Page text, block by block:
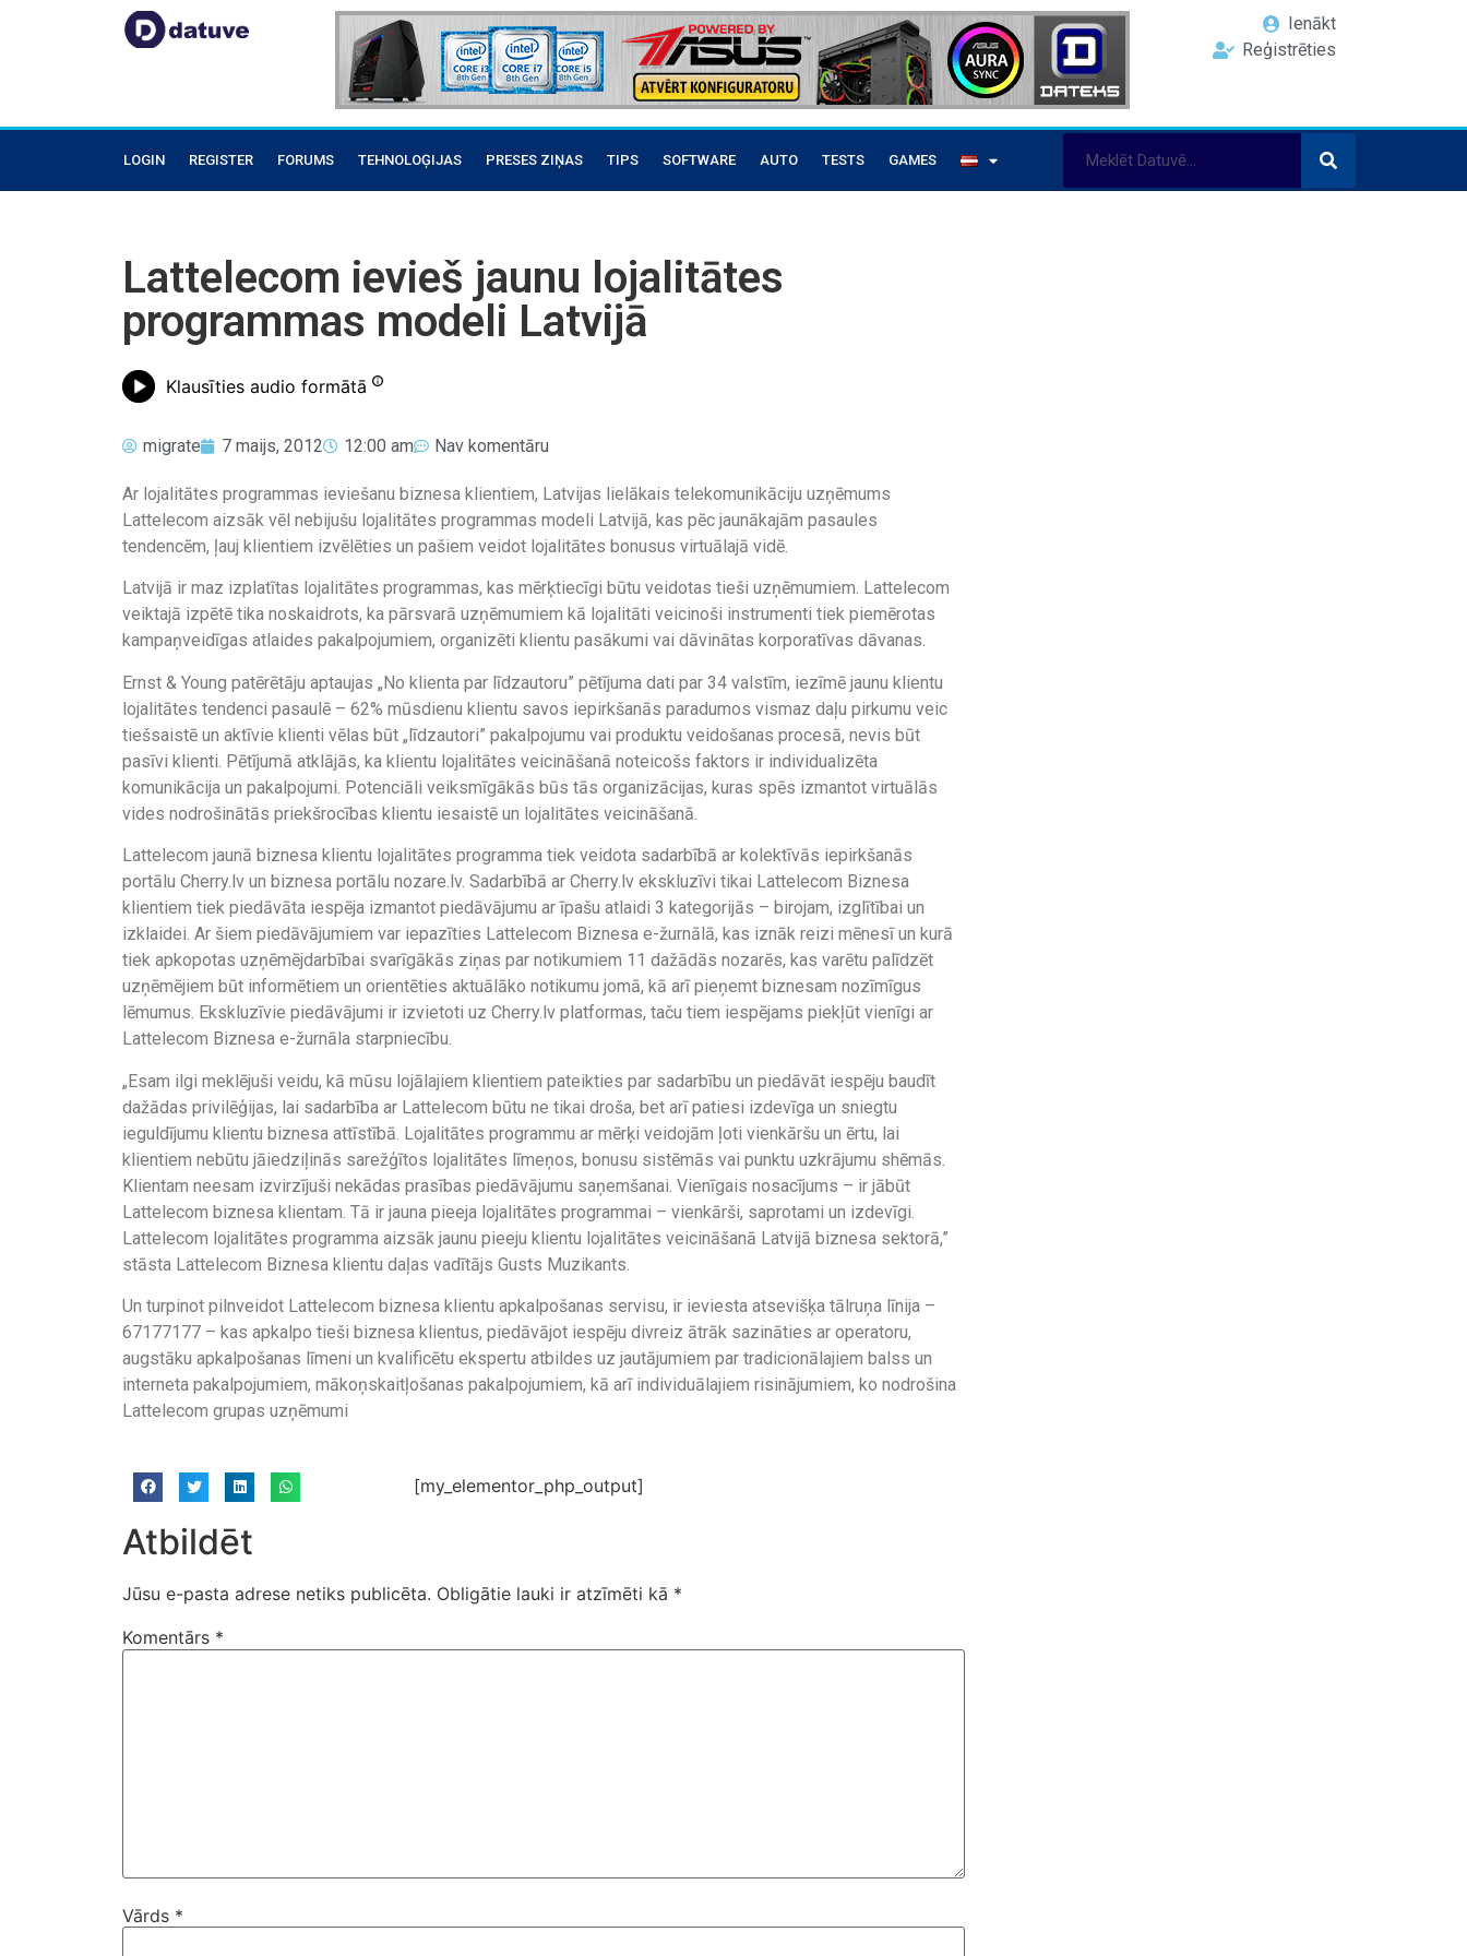
Ienākt
Reģistrēties
LOGIN REGISTER FORUMS TEHNOLOĢIJAS PRESES ZIŅAS TIPS SOFTWARE AUTO TESTS GAMES
Lattelecom ievieš jaunu lojalitātes
programmas modeli Latvijā
Klausīties audio formātā
migrate 7 maijs, 2012 12:00 am Nav komentāru
Ar lojalitātes programmas ieviešanu biznesa klientiem, Latvijas lielākais telekomunikāciju uzņēmums
Lattelecom aizsāk vēl nebijušu lojalitātes programmas modeli Latvijā, kas pēc jaunākajām pasaules
tendencēm, ļauj klientiem izvēlēties un pašiem veidot lojalitātes bonusus virtuālajā vidē.
Latvijā ir maz izplatītas lojalitātes programmas, kas mērķtiecīgi būtu veidotas tieši uzņēmumiem. Lattelecom
veiktajā izpētē tika noskaidrots, ka pārsvarā uzņēmumiem kā lojalitāti veicinoši instrumenti tiek piemērotas
kampaņveidīgas atlaides pakalpojumiem, organizēti klientu pasākumi vai dāvinātas korporatīvas dāvanas.
Ernst & Young patērētāju aptaujas „No klienta par līdzautoru” pētījuma dati par 34 valstīm, iezīmē jaunu klientu
lojalitātes tendenci pasaulē – 62% mūsdienu klientu savos iepirkšanās paradumos vismaz daļu pirkumu veic
tiešsaistē un aktīvie klienti vēlas būt „līdzautori” pakalpojumu vai produktu veidošanas procesā, nevis būt
pasīvi klienti. Pētījumā atklājās, ka klientu lojalitātes veicināšanā noteicošs faktors ir individualizēta
komunikācija un pakalpojumi. Potenciāli veiksmīgākās būs tās organizācijas, kuras spēs izmantot virtuālās
vides nodrošinātās priekšrocības klientu iesaistē un lojalitātes veicināšanā.
Lattelecom jaunā biznesa klientu lojalitātes programma tiek veidota sadarbībā ar kolektīvās iepirkšanās
portālu Cherry.lv un biznesa portālu nozare.lv. Sadarbībā ar Cherry.lv ekskluzīvi tikai Lattelecom Biznesa
klientiem tiek piedāvāta iespēja izmantot piedāvājumu ar īpašu atlaidi 3 kategorijās – birojam, izglītībai un
izklaidei. Ar šiem piedāvājumiem var iepazīties Lattelecom Biznesa e-žurnālā, kas iznāk reizi mēnesī un kurā
tiek apkopotas uzņēmējdarbībai svarīgākās ziņas par notikumiem 11 dažādās nozarēs, kas varētu palīdzēt
uzņēmējiem būt informētiem un orientēties aktuālāko notikumu jomā, kā arī pieņemt biznesam nozīmīgus
lēmumus. Ekskluzīvie piedāvājumi ir izvietoti uz Cherry.lv platformas, taču tiem iespējams piekļūt vienīgi ar
Lattelecom Biznesa e-žurnāla starpniecību.
„Esam ilgi meklējuši veidu, kā mūsu lojālajiem klientiem pateikties par sadarbību un piedāvāt iespēju baudīt
dažādas privilēģijas, lai sadarbība ar Lattelecom būtu ne tikai droša, bet arī patiesi izdevīga un sniegtu
ieguldījumu klientu biznesa attīstībā. Lojalitātes programmu ar mērķi veidojām ļoti vienkāršu un ērtu, lai
klientiem nebūtu jāiedziļinās sarežģītos lojalitātes līmeņos, bonusu sistēmās vai punktu uzkrājumu shēmās.
Klientam neesam izvirzījuši nekādas prasības piedāvājumu saņemšanai. Vienīgais nosacījums – ir jābūt
Lattelecom biznesa klientam. Tā ir jauna pieeja lojalitātes programmai – vienkārši, saprotami un izdevīgi.
Lattelecom lojalitātes programma aizsāk jaunu pieeju klientu lojalitātes veicināšanā Latvijā biznesa sektorā,”
stāsta Lattelecom Biznesa klientu daļas vadītājs Gusts Muzikants.
Un turpinot pilnveidot Lattelecom biznesa klientu apkalpošanas servisu, ir ieviesta atsevišķa tālruņa līnija –
67177177 – kas apkalpo tieši biznesa klientus, piedāvājot iespēju divreiz ātrāk sazināties ar operatoru,
augstāku apkalpošanas līmeni un kvalificētu ekspertu atbildes uz jautājumiem par tradicionālajiem balss un
interneta pakalpojumiem, mākoņskaitļošanas pakalpojumiem, kā arī individuālajiem risinājumiem, ko nodrošina
Lattelecom grupas uzņēmumi
[my_elementor_php_output]
Atbildēt
Jūsu e-pasta adrese netiks publicēta. Obligātie lauki ir atzīmēti kā *
Komentārs *
Vārds *